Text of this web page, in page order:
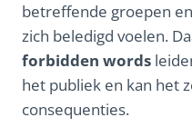
betreffende groepen
zich beledigd voelen.
forbidden words
het publiek en kan het
consequenties.